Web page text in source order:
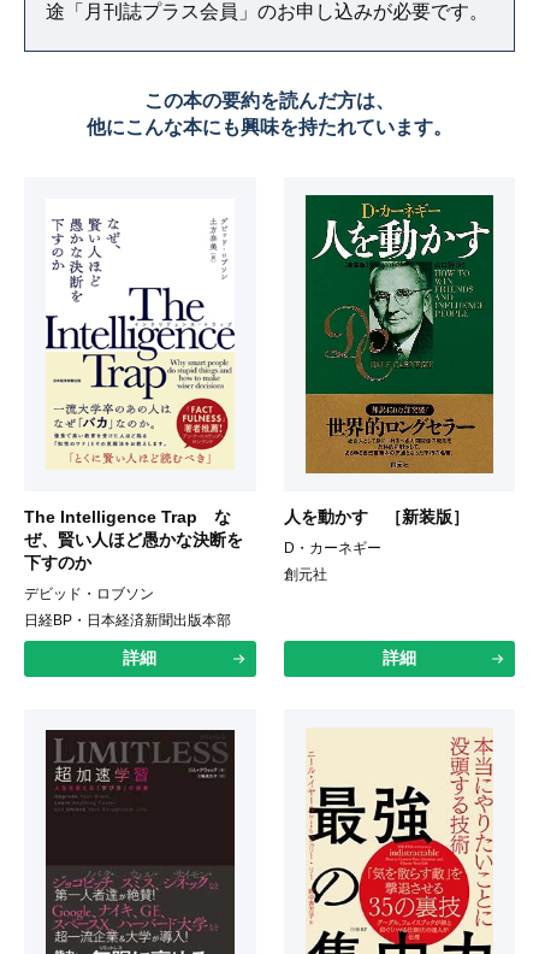
途「月刊誌プラス会員」のお申し込みが必要です。
この本の要約を読んだ方は、
他にこんな本にも興味を持たれています。
The Intelligence Trap な
ぜ、賢い人ほど愚かな決断を
下すのか
デビッド・ロブソン
日経BP・日本経済新聞出版本部
詳細
人を動かす ［新装版］
D・カーネギー
創元社
詳細